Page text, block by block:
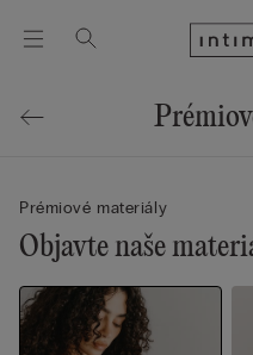
Prémiové materiály
Objavte naše